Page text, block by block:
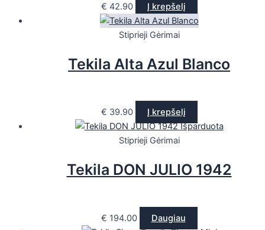
€ 42.90 Į krepšelį
Stiprieji Gėrimai
Tekila Alta Azul Blanco
€ 39.90
Į krepšelį
Išparduota
Stiprieji Gėrimai
Tekila DON JULIO 1942
€ 194.00 Daugiau